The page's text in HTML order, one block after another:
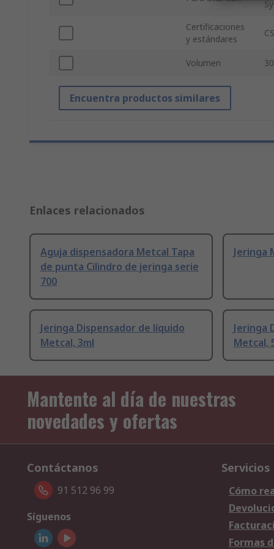
Certificaciones
y estándares
Volumen
Encuentra productos similares
Enlaces relacionados
Aguja dispensadora Metcal Tapa
de punta Cilindro de jeringa serie
700
Jeringa
Jeringa Dispensador de líquido
Metcal, 3ml
Jeringa
Metcal,
Mantente al día de nuestras
novedades y ofertas
Contáctanos
91 512 96 99
Síguenos
Servicios
Cómo
Formas